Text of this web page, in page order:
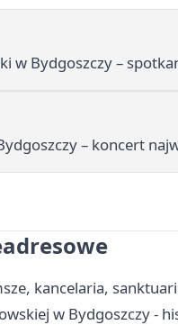
w Bydgoszczy –
– koncert
kancelaria,
w Bydgoszczy -